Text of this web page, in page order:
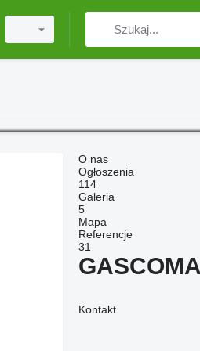
O nas
Ogłoszenia
114
Galeria
5
Mapa
Referencje
31
Kontakt